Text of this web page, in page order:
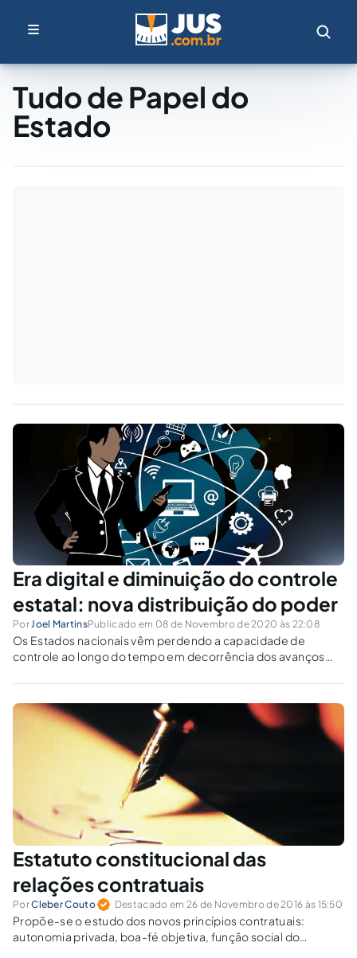
Tudo de Papel do
Estado
Era digital e diminuição do controle
estatal: nova distribuição do poder
PorJoel MartinsPublicado em 08 de Novembro de 2020 às 22:08
Os Estados nacionais vêm perdendo a capacidade de
controle ao longo do tempo em decorrência dos avanços
empresas de tecnologia da informação.
Estatuto constitucional das
relações contratuais
PorCleber Couto Destacado em 26 de Novembro de 2016 às 15:50
Propõe-se o estudo dos novos princípios contratuais:
autonomia privada, boa-fé objetiva, função social do